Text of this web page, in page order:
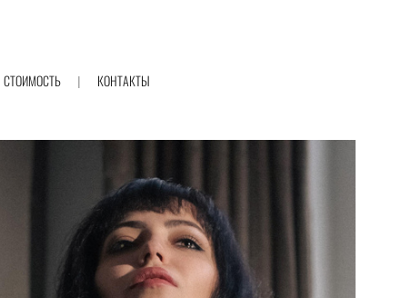
СТОИМОСТЬ КОНТАКТЫ